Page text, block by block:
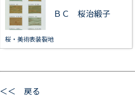
ＢＣ 桜治緞子
桜・美術表装裂地
＜＜ 戻る